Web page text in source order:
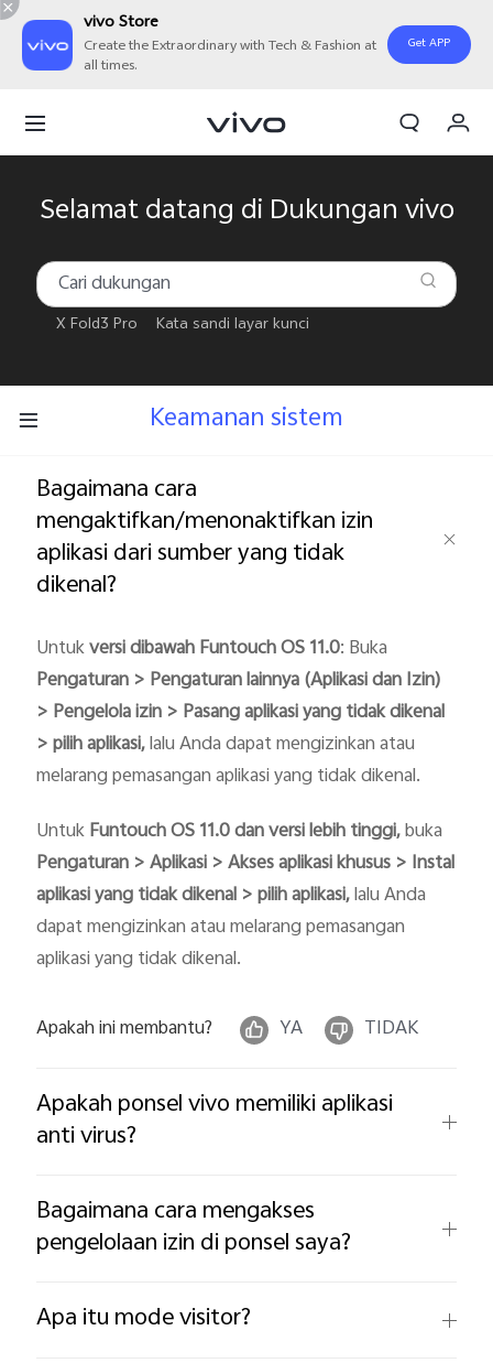
vivo Store
Create the Extraordinary with Tech & Fashion at
all times.
Get APP
Indonesia | Pilih negara/wilayah
Selamat datang di Dukungan vivo
X Fold3 Pro Kata sandi layar kunci
Keamanan sistem
Bagaimana cara
mengaktifkan/menonaktifkan izin
aplikasi dari sumber yang tidak
dikenal?
Untuk versi dibawah Funtouch OS 11.0
Pengaturan > Pengaturan lainnya (Aplikasi dan Izin)
> Pengelola izin > Pasang aplikasi yang tidak dikenal
> pilih aplikasi, lalu Anda dapat mengizinkan atau
melarang pemasangan aplikasi yang tidak dikenal.
Untuk Funtouch OS 11.0 dan versi lebih tinggi, buka
Pengaturan > Aplikasi > Akses aplikasi khusus > Instal
aplikasi yang tidak dikenal > pilih aplikasi, lalu Anda
dapat mengizinkan atau melarang pemasangan
aplikasi yang tidak dikenal.
Apakah ini membantu? YA TIDAK
Apakah ponsel vivo memiliki aplikasi
anti virus?
Bagaimana cara mengakses
pengelolaan izin di ponsel saya?
Apa itu mode visitor?